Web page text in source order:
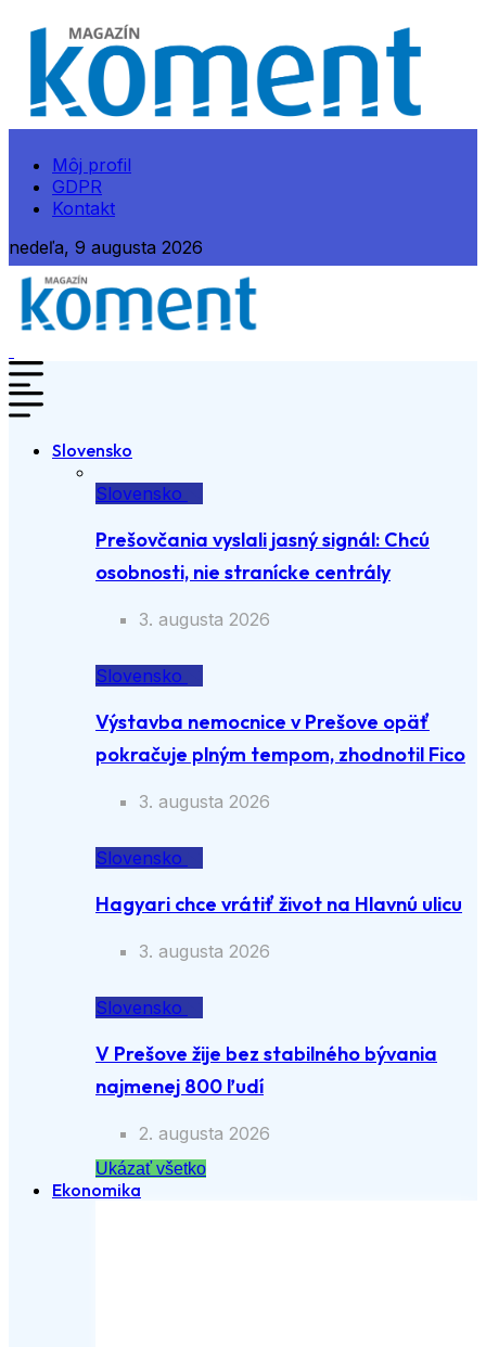
Môj profil
GDPR
Kontakt
nedeľa, 9 augusta 2026
Slovensko
Slovensko
Prešovčania vyslali jasný signál: Chcú
osobnosti, nie stranícke centrály
3. augusta 2026
Slovensko
Výstavba nemocnice v Prešove opäť
pokračuje plným tempom, zhodnotil Fico
3. augusta 2026
Slovensko
Hagyari chce vrátiť život na Hlavnú ulicu
3. augusta 2026
Slovensko
V Prešove žije bez stabilného bývania
najmenej 800 ľudí
2. augusta 2026
Ukázať všetko
Ekonomika